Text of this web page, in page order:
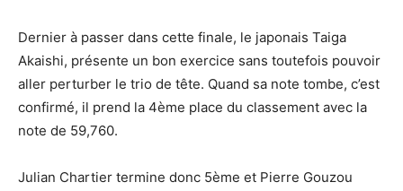
Dernier à passer dans cette finale, le japonais Taiga
Akaishi, présente un bon exercice sans toutefois pouvoir
aller perturber le trio de tête. Quand sa note tombe, c’est
confirmé, il prend la 4ème place du classement avec la
note de 59,760.
Julian Chartier termine donc 5ème et Pierre Gouzou